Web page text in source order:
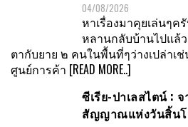
04/08/2026
หาเรื่องมาคุยเล่นๆค
หลานกลับบ้านไปแล้
ตากับยาย ๒ คนในพื้นที่ๆว่างเปล่าเ
ศูนย์การค้า [READ MORE..]
ซีเรีย-ปาเลสไตน์ :
สัญญาณแห่งวันสิ้นโ